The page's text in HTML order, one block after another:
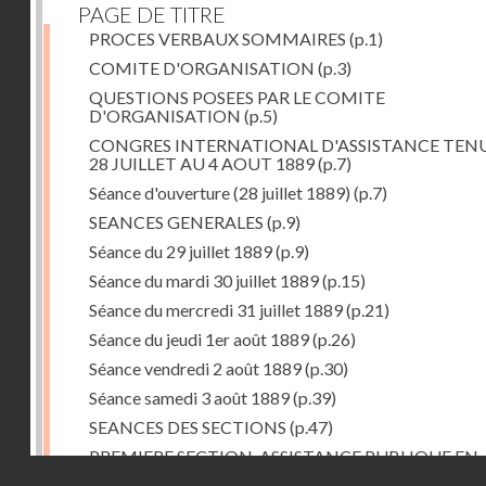
PAGE DE TITRE
PROCES VERBAUX SOMMAIRES (p.1)
COMITE D'ORGANISATION (p.3)
QUESTIONS POSEES PAR LE COMITE
D'ORGANISATION (p.5)
CONGRES INTERNATIONAL D'ASSISTANCE
28 JUILLET AU 4 AOUT 1889(p.7)
Séance d'ouverture (28 juillet 1889) (p.7)
SEANCES GENERALES (p.9)
Séance du 29 juillet 1889(p.9)
Séance du mardi 30 juillet 1889(p.15)
Séance du mercredi 31 juillet 1889(p.21)
Séance du jeudi 1er août 1889(p.26)
Séance vendredi 2 août 1889(p.30)
Séance samedi 3 août 1889(p.39)
SEANCES DES SECTIONS (p.47)
PREMIERE SECTION. ASSISTANCE PUBLIQUE EN